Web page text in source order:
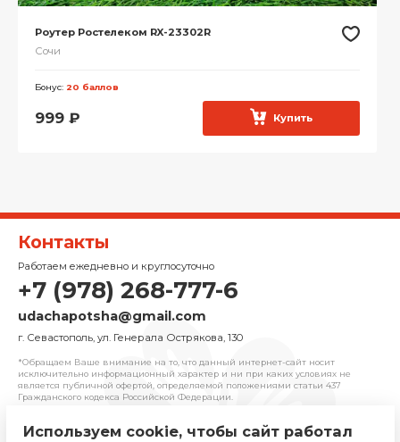
Роутер Ростелеком RX-23302R
Сочи
Бонус: 20 баллов
999 ₽ Купить
Контакты
Работаем ежедневно и круглосуточно
+7 (978) 268-777-6
udachapotsha@gmail.com
г. Севастополь, ул. Генерала Острякова, 130
*Обращаем Ваше внимание на то, что данный интернет-сайт носит
исключительно информационный характер и ни при каких условиях не
является публичной офертой, определяемой положениями cтатьи 437
Гражданского кодекса Российской Федерации.
© 2025 «Удача» | Франчайзинговая сеть
Используем cookie, чтобы сайт работал